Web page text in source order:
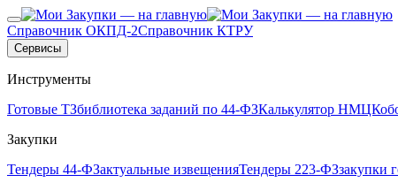
Справочник ОКПД-2Справочник КТРУ
Сервисы
Инструменты
Готовые ТЗбиблиотека заданий по 44-ФЗКалькулятор НМЦК
Закупки
Тендеры 44-ФЗактуальные извещенияТендеры 223-ФЗзакупки